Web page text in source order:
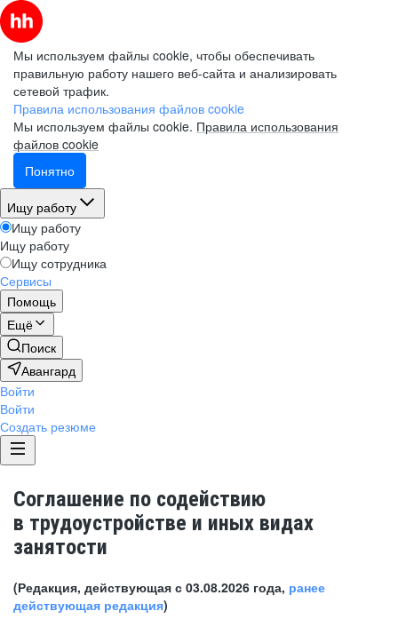
Мы используем файлы cookie, чтобы обеспечивать
правильную работу нашего веб-сайта и анализировать
сетевой трафик.
Правила использования файлов cookie
Мы используем файлы cookie. Правила использования
файлов cookie
Понятно
Ищу работу
Ищу работу
Ищу работу
Ищу сотрудника
Сервисы
Помощь
Ещё
Поиск
Авангард
Войти
Войти
Создать резюме
Соглашение по содействию
в трудоустройстве и иных видах
занятости
(Редакция, действующая с 03.08.2026 года, ранее
действующая редакция)